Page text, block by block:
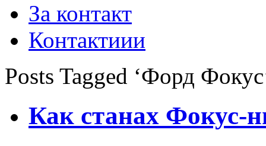
За контакт
Контактиии
Posts Tagged ‘Форд
Как станах Фокус-